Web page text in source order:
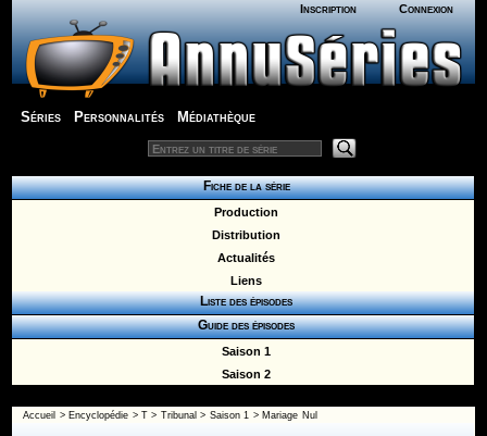
Inscription Connexion
Séries Personnalités Médiathèque
Fiche de la série
Production
Distribution
Actualités
Liens
Liste des épisodes
Guide des épisodes
Saison 1
Saison 2
Accueil > Encyclopédie >T > Tribunal > Saison 1 > Mariage Nul